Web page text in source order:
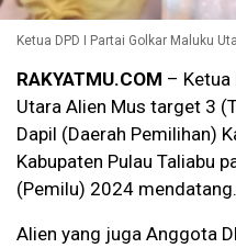
Ketua DPD I Partai Golkar Maluku
RAKYATMU.COM – Ketua
Utara Alien Mus target 3
Dapil (Daerah Pemilihan)
Kabupaten Pulau Taliabu
(Pemilu) 2024 mendatang.
Alien yang juga Anggota